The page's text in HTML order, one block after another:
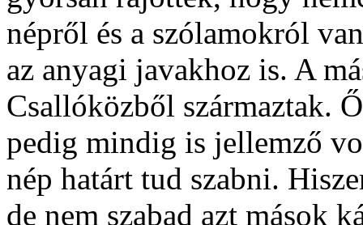
népről és a szólamokról
az anyagi javakhoz is. A
Csallóközből származtak.
pedig mindig is jellemző
nép határt tud szabni.
de nem szabad azt mások